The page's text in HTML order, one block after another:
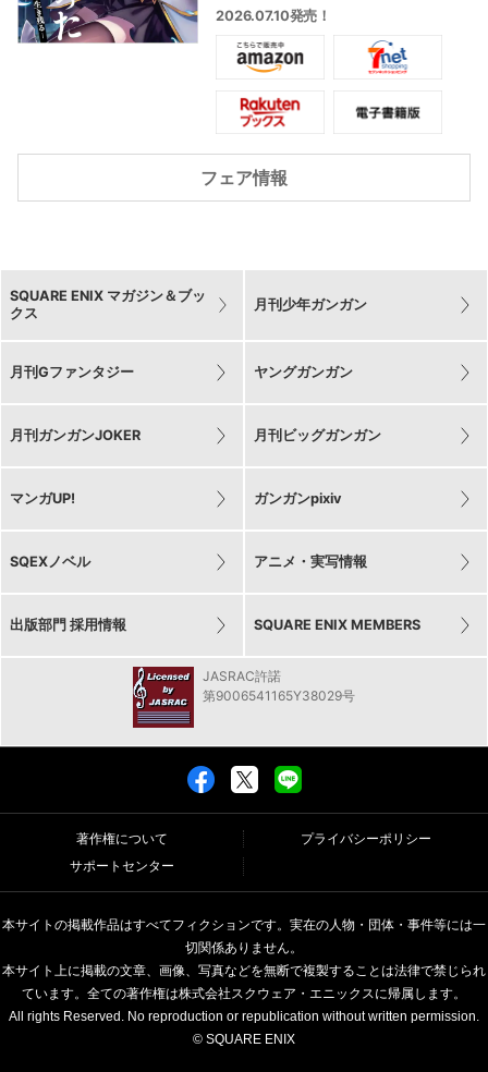
せ! 勇者や仲間たちの協力と、バグ技を
駆使して、ついに最強四天王ミストス
の撃破に成功…! 眷属化できれば強力な
戦力になるはず。ミストスの処刑を望
む勇者たちを前に、アッシュノルドは
ある計画を立てるが…。
知恵と勇気とバグ技を駆使して生き残
れ…! ドキドキの異世界サバイバルファ
ンタジー!
2026.07.10発売！
フェア情報
SQUARE ENIX マガジン＆ブッ
クス
月刊少年ガンガン
月刊Gファンタジー ヤングガンガン
月刊ガンガンJOKER 月刊ビッグガンガン
マンガUP! ガンガンpixiv
SQEXノベル アニメ・実写情報
出版部門 採用情報 SQUARE ENIX MEMBERS
JASRAC許諾
第9006541165Y38029号
著作権について
プライバシーポリシー
サポートセンター
本サイトの掲載作品はすべてフィクションです。実在の人物・団体・事件等には一
切関係ありません。
本サイト上に掲載の文章、画像、写真などを無断で複製することは法律で禁じられ
ています。全ての著作権は株式会社スクウェア・エニックスに帰属します。
All rights Reserved. No reproduction or republication without written permission.
© SQUARE ENIX